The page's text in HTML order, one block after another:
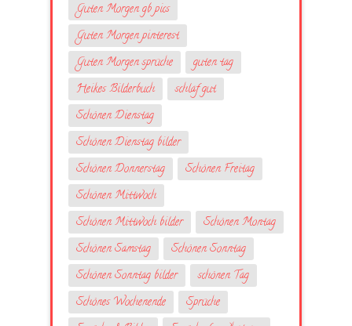
Guten Morgen gb pics
Guten Morgen pinterest
Guten Morgen sprüche
guten tag
Heikes Bilderbuch
schlaf gut
Schönen Dienstag
Schönen Dienstag bilder
Schönen Donnerstag
Schönen Freitag
Schönen Mittwoch
Schönen Mittwoch bilder
Schönen Montag
Schönen Samstag
Schönen Sonntag
Schönen Sonntag bilder
schönen Tag
Schönes Wochenende
Sprüche